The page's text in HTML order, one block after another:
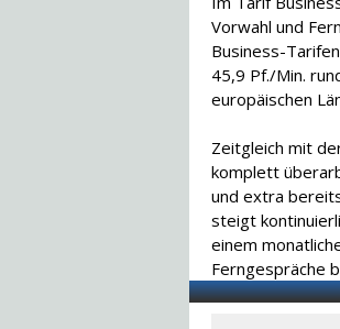
Vorwahl und
Business-
45,9 Pf./Min.
europäischen
Zeitgleich mit
komplett
und extra
steigt
einem
Ferngespräche